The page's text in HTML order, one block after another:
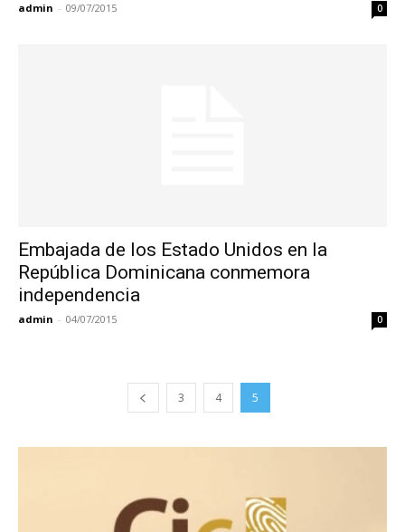
admin - 09/07/2015 0
Embajada de los Estado Unidos en la
República Dominicana conmemora
independencia
admin - 04/07/2015 0
3 4 5